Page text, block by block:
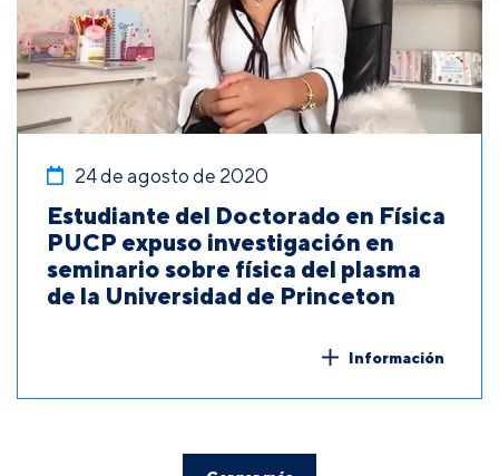
24 de agosto de 2020
Estudiante del Doctorado en Física
PUCP expuso investigación en
seminario sobre física del plasma
de la Universidad de Princeton
Información